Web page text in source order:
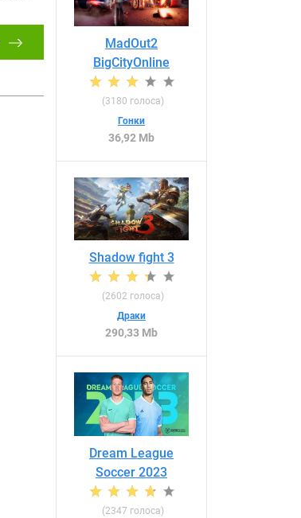
MadOut2
BigCityOnline
(3180 голоса)
Гонки
36,92 Mb
Shadow fight 3
(2602 голоса)
Драки
290,33 Mb
Dream League
Soccer 2023
(2347 голоса)